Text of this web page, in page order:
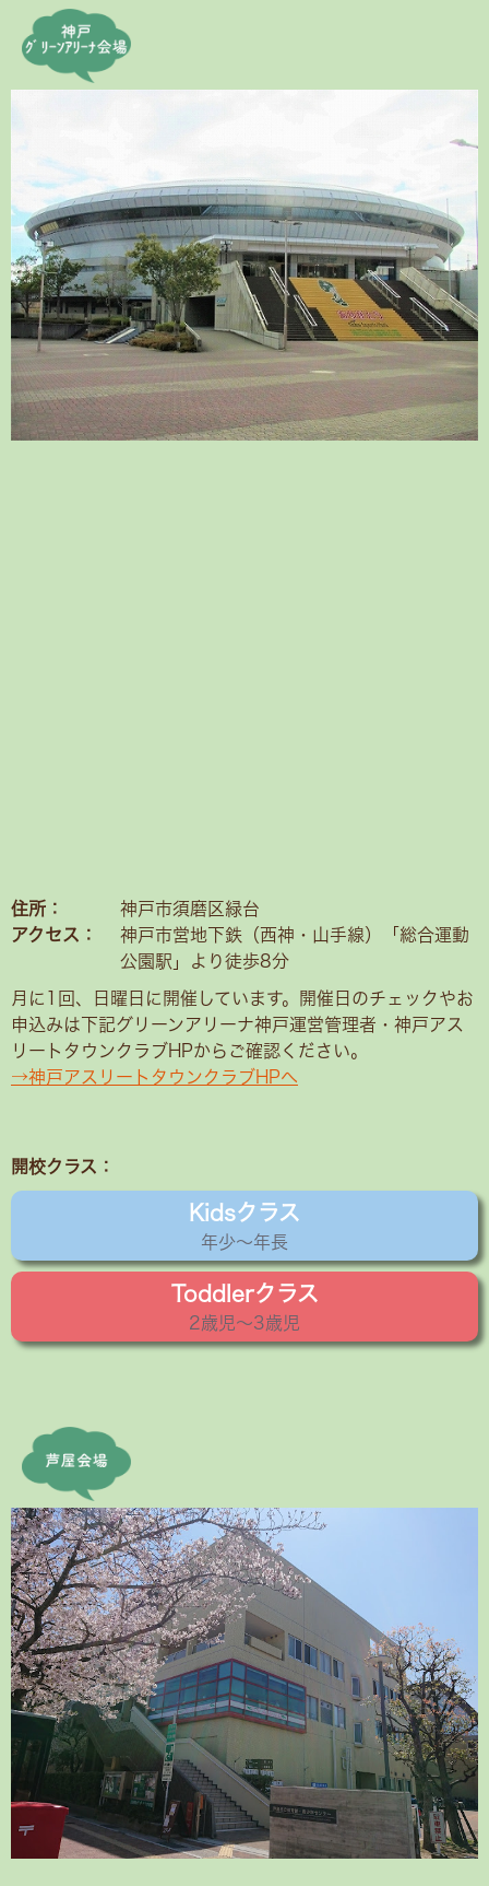
住所：
アクセス：
神戸市須磨区緑台
神戸市営地下鉄（西神・山手線）「総合運動
公園駅」より徒歩8分
月に1回、日曜日に開催しています。開催日のチェックやお
申込みは下記グリーンアリーナ神戸運営管理者・神戸アス
リートタウンクラブHPからご確認ください。
→神戸アスリートタウンクラブHPへ
開校クラス：
Kidsクラス
年少〜年長
Toddlerクラス
2歳児〜3歳児